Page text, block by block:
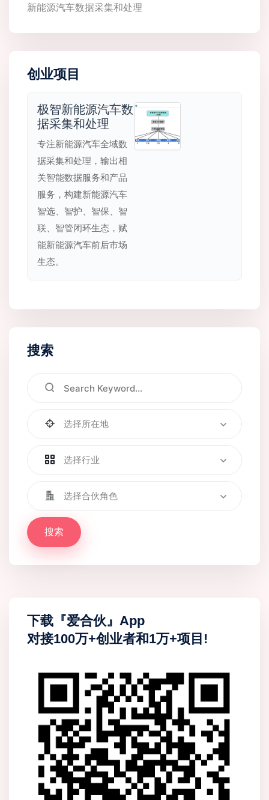
新能源汽车数据采集和处理
创业项目
极智新能源汽车数
据采集和处理
专注新能源汽车全域数
据采集和处理，输出相
关智能数据服务和产品
服务，构建新能源汽车
智选、智护、智保、智
联、智管闭环生态，赋
能新能源汽车前后市场
生态。
搜索
选择所在地
选择行业
选择合伙角色
搜索
下载『爱合伙』App
对接100万+创业者和1万+项目!